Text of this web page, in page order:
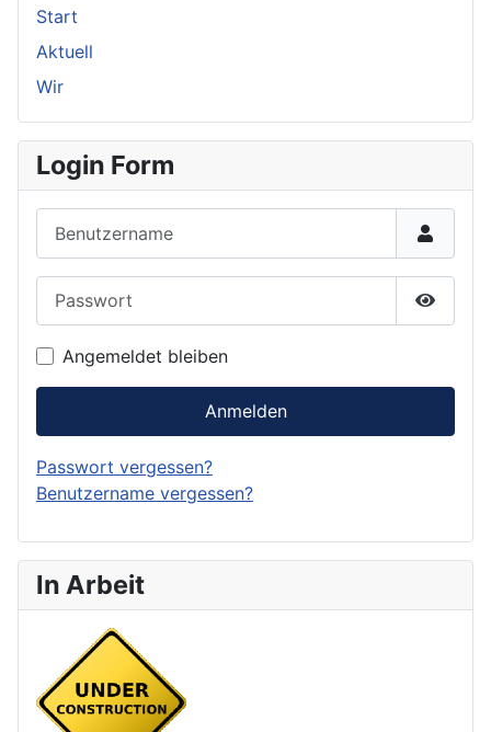
Start
Aktuell
Wir
Login Form
Angemeldet bleiben
Anmelden
Passwort vergessen?
Benutzername vergessen?
In Arbeit